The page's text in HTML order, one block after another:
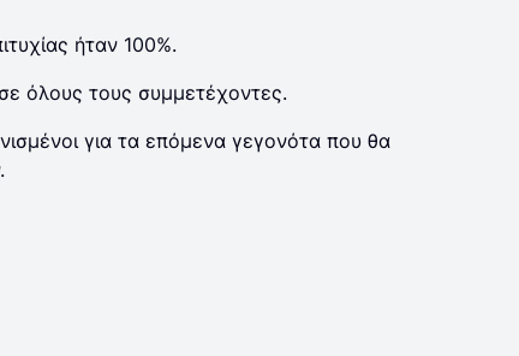
ήταν 100%.
όλους τους συμμετέχοντες.
για τα επόμενα γεγονότα που θα